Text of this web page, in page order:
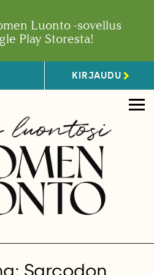
Luonto -sovellus
Play Storesta!
KIRJAUDU